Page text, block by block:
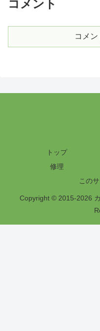
コメント
コメ
トップ
修理
この
Copyright © 2015-2026